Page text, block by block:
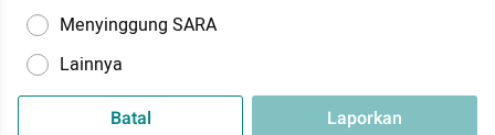
Menyinggung SARA
Lainnya
Batal Laporkan